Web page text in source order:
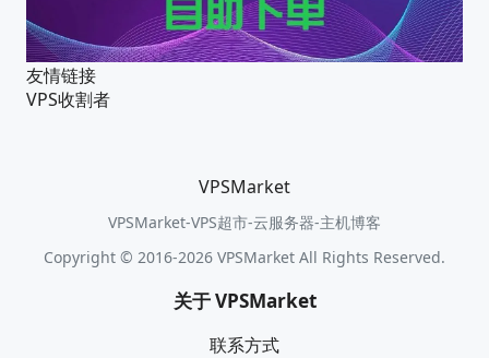
友情链接
VPS收割者
VPSMarket
VPSMarket-VPS超市-云服务器-主机博客
Copyright © 2016-2026 VPSMarket All Rights Reserved.
关于 VPSMarket
联系方式